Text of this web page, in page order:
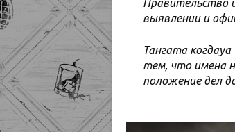
Правительство
выявлении и
Тангата
тем, что имена
положение дел